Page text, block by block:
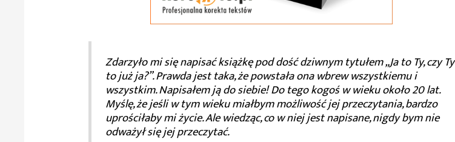
Zdarzyło mi się napisać książkę pod dość dziwnym tytułem „Ja to Ty, czy Ty
to już ja?”. Prawda jest taka, że powstała ona wbrew wszystkiemu i
wszystkim. Napisałem ją do siebie! Do tego kogoś w wieku około 20 lat.
Myślę, że jeśli w tym wieku miałbym możliwość jej przeczytania, bardzo
uprościłaby mi życie. Ale wiedząc, co w niej jest napisane, nigdy bym nie
odważył się jej przeczytać.